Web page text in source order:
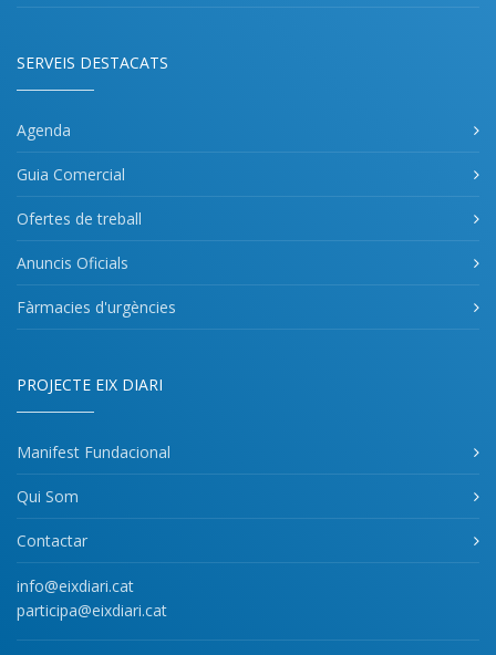
SERVEIS DESTACATS
Agenda
Guia Comercial
Ofertes de treball
Anuncis Oficials
Fàrmacies d'urgències
PROJECTE EIX DIARI
Manifest Fundacional
Qui Som
Contactar
info@eixdiari.cat
participa@eixdiari.cat